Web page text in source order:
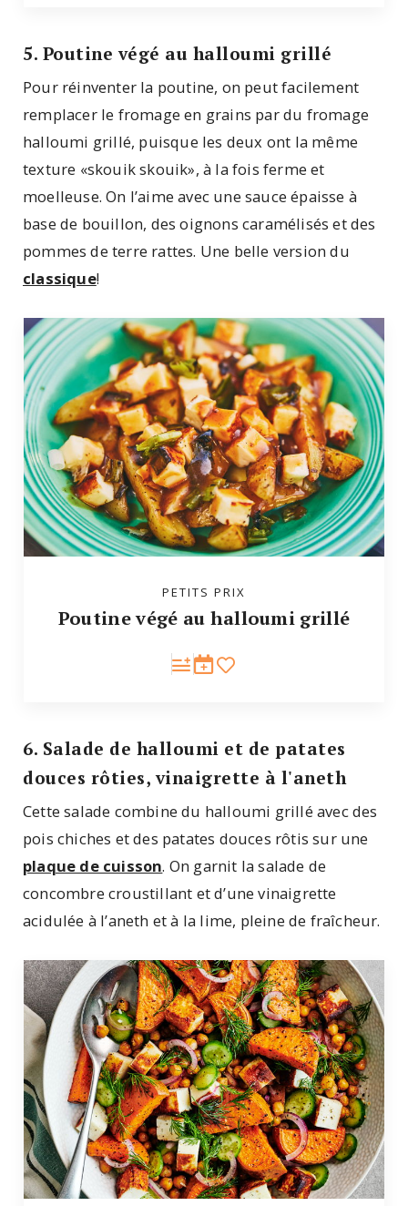
5. Poutine végé au halloumi grillé
Pour réinventer la poutine, on peut facilement
remplacer le fromage en grains par du fromage
halloumi grillé, puisque les deux ont la même
texture «skouik skouik», à la fois ferme et
moelleuse. On l’aime avec une sauce épaisse à
base de bouillon, des oignons caramélisés et des
pommes de terre rattes. Une belle version du
classique!
PETITS PRIX
Poutine végé au halloumi grillé
6. Salade de halloumi et de patates
douces rôties, vinaigrette à l'aneth
Cette salade combine du halloumi grillé avec des
pois chiches et des patates douces rôtis sur une
plaque de cuisson. On garnit la salade de
concombre croustillant et d’une vinaigrette
acidulée à l’aneth et à la lime, pleine de fraîcheur.